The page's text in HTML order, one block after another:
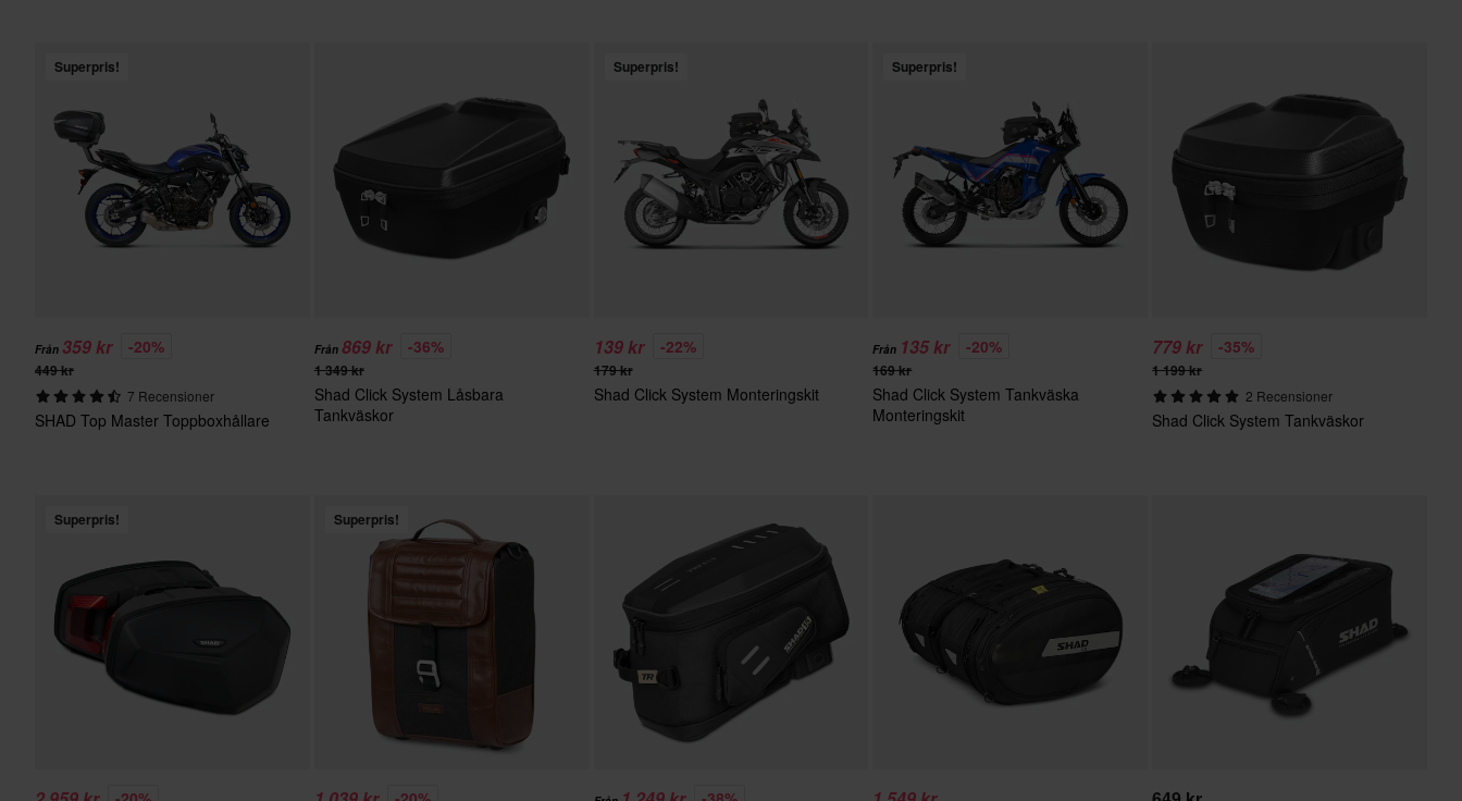
Superpris!
Från 359 kr -20%
449 kr
7 Recensioner
SHAD Top Master Toppboxhållare
Från 869 kr -36%
1 349 kr
Shad Click System Låsbara
Tankväskor
Superpris!
139 kr -22%
179 kr
Shad Click System Monteringskit
Superpris!
Från 135 kr -20%
169 kr
Shad Click System Tankväska
Monteringskit
779 kr -35%
1 199 kr
2 Recensioner
Shad Click System Tankväskor
Superpris! Superpris!